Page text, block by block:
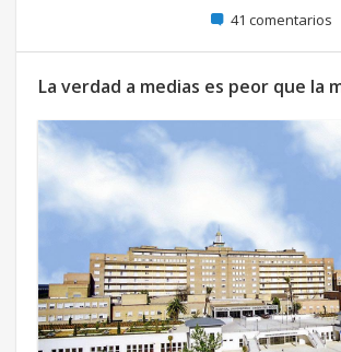
41 comentarios
La verdad a medias es peor que la